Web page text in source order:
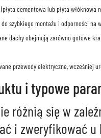
cementowa lub płyta
szybkiego montażu i odporności na
dachy obejmują zarówno gotowe
przewody elektryczne, wcześniej
i typowe
różnią się w
i zweryfikować u